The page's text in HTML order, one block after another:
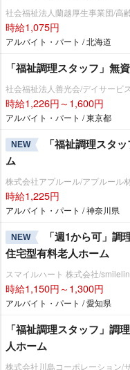
社会福祉法人蘭越厚生事業団/高
時給1,075円
アルバイト・パート / 北海道
「福祉調理スタッフ」無
社会福祉法人善光会/デイサービ
時給1,226円～1,600円
アルバイト・パート / 東京都
NEW
「福祉調理スタ
ム
株式会社アプルール/アプルール
時給1,225円
アルバイト・パート / 神奈川県
NEW
「週1から可」
住宅型有料老人ホーム
スマイルハート 株式会社/
時給1,150円～1,300円
アルバイト・パート / 愛知県
「福祉調理スタッフ」調
人ホーム
株式会社川島コーポレーション/